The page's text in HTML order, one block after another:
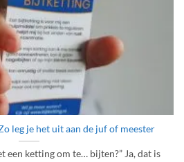
leg je het uit aan de juf of meester
een ketting om te… bijten?” Ja, dat is